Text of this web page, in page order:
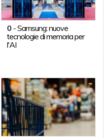
0 -Samsung: nuove
tecnologie di memoria per
l'AI